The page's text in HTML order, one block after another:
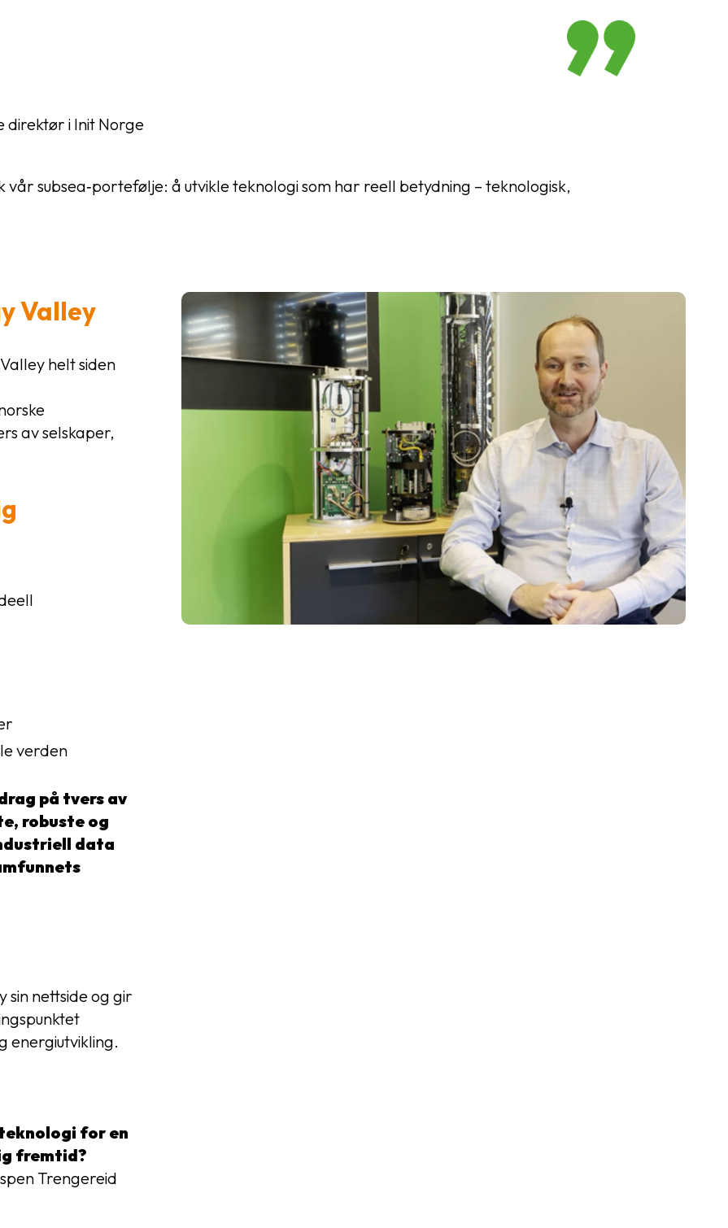
direktør i Init Norge
subsea‑portefølje: å utvikle teknologi som har reell betydning – teknologisk,
Valley
helt siden
av selskaper,
verden
på tvers av
robuste og
data
sin nettside og gir
energiutvikling.
for en
fremtid?
Trengereid